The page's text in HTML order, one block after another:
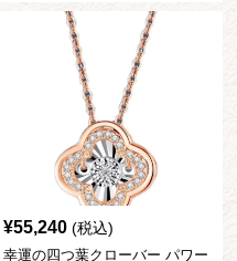
¥55,240 (税込)
幸運の四つ葉クローバー パワー